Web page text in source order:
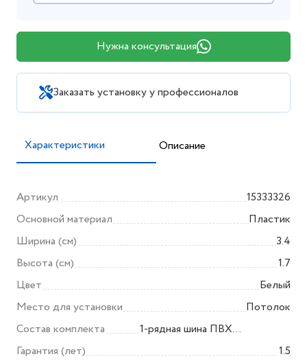
Нужна консультация
Заказать установку у профессионалов
Характеристики Описание
Артикул
15333326
Основной материал
Пластик
Ширина (см)
3.4
Высота (см)
1.7
Цвет
Белый
Место для установки
Потолок
Состав комплекта
1-рядная шина ПВХ
Гарантия (лет)
1.5